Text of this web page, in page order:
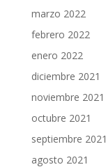
marzo 2022
febrero 2022
enero 2022
diciembre 2021
noviembre 2021
octubre 2021
septiembre 2021
agosto 2021